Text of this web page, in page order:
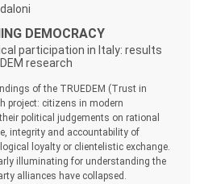
DEMOCRACY
participation in Italy: results
research
of the TRUEDEM (Trust in
project: citizens in modern
political judgements on rational
integrity and accountability of
loyalty or clientelistic exchange.
illuminating for understanding the
alliances have collapsed.